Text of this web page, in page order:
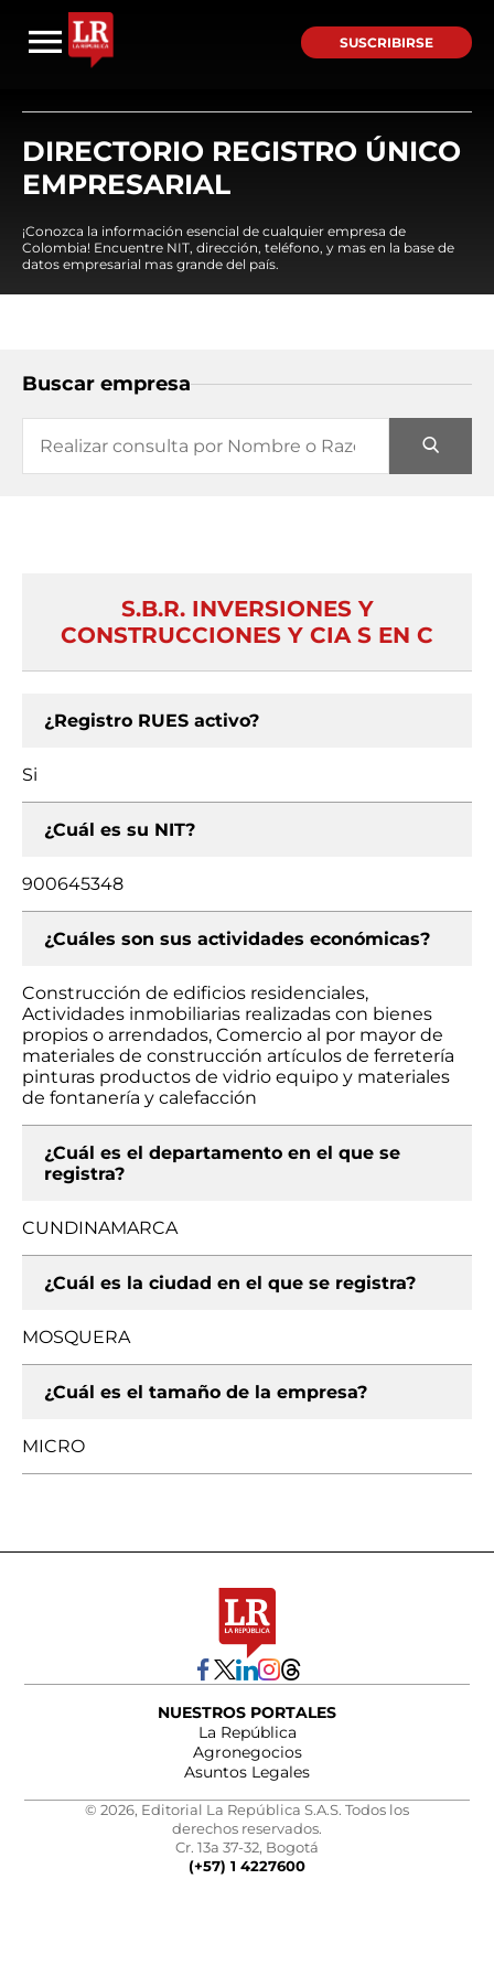
SUSCRIBIRSE
DIRECTORIO REGISTRO ÚNICO
EMPRESARIAL
¡Conozca la información esencial de cualquier empresa de
Colombia! Encuentre NIT, dirección, teléfono, y mas en la base de
datos empresarial mas grande del país.
Buscar empresa
S.B.R. INVERSIONES Y
CONSTRUCCIONES Y CIA S EN C
¿Registro RUES activo?
Si
¿Cuál es su NIT?
900645348
¿Cuáles son sus actividades económicas?
Construcción de edificios residenciales,
Actividades inmobiliarias realizadas con bienes
propios o arrendados, Comercio al por mayor de
materiales de construcción artículos de ferretería
pinturas productos de vidrio equipo y materiales
de fontanería y calefacción
¿Cuál es el departamento en el que se
registra?
CUNDINAMARCA
¿Cuál es la ciudad en el que se registra?
MOSQUERA
¿Cuál es el tamaño de la empresa?
MICRO
NUESTROS PORTALES
La República
Agronegocios
Asuntos Legales
© 2026, Editorial La República S.A.S. Todos los
derechos reservados.
Cr. 13a 37-32, Bogotá
(+57) 1 4227600